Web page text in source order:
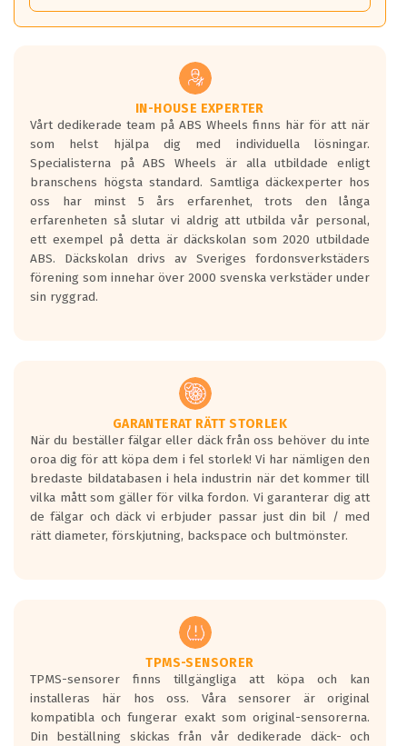
vilken körstil du använder.
Våtgrepp egenskaper:
Betygsskalan är satt A till F. Där A påvisar
den kortaste bromssträckan och F är den
längsta.
Inga D eller G betyg delas ut för
personbilar och lätta lastbilar.
Betyget sätts efter ett test där däcken
skall bromsa in på en väg där det ligger
0.5-1.5 mm vatten.
I 80km/h kommer skillnaden på
Vid körning i över 50km/h brukar
rullmotståndets ljud överträffa
motorljudet.
På däckmärkningen kommer det finnas
en symbol av ett däck med vågar. Hög
bullernivå markeras med svarta vågor
medans de vita vågorna påvisar om det är
ett tyst däck.
regelverket som introduceras år 2016.
Ett däck med två svarta vågor är redan
godkända för år 2016 nya regelverk.
Ett däck med en svart våg kommer vara
minst tre decibel tystare än det
regelverk som börjar gälla 2016.
IN-HOUSE EXPERTER
Vårt dedikerade team på ABS Wheels finns här för att när
som helst hjälpa dig med individuella lösningar.
Specialisterna på ABS Wheels är alla utbildade enligt
branschens högsta standard. Samtliga däckexperter hos
oss har minst 5 års erfarenhet, trots den långa
erfarenheten så slutar vi aldrig att utbilda vår personal,
ett exempel på detta är däckskolan som 2020 utbildade
ABS. Däckskolan drivs av Sveriges fordonsverkstäders
förening som innehar över 2000 svenska verkstäder under
sin ryggrad.
GARANTERAT RÄTT STORLEK
När du beställer fälgar eller däck från oss behöver du inte
oroa dig för att köpa dem i fel storlek! Vi har nämligen den
bredaste bildatabasen i hela industrin när det kommer till
vilka mått som gäller för vilka fordon. Vi garanterar dig att
de fälgar och däck vi erbjuder passar just din bil / med
rätt diameter, förskjutning, backspace och bultmönster.
TPMS-SENSORER
TPMS-sensorer finns tillgängliga att köpa och kan
installeras här hos oss. Våra sensorer är original
kompatibla och fungerar exakt som original-sensorerna.
Din beställning skickas från vår dedikerade däck- och